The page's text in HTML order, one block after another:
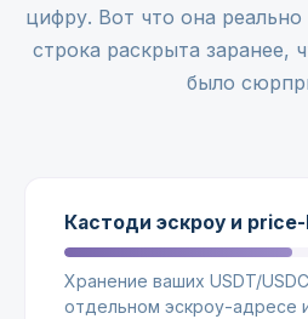
цифру. Вот что она
строка раскрыта заранее,
было
Кастоди эскроу и
Хранение ваших USDT/
отдельном эскроу-адресе